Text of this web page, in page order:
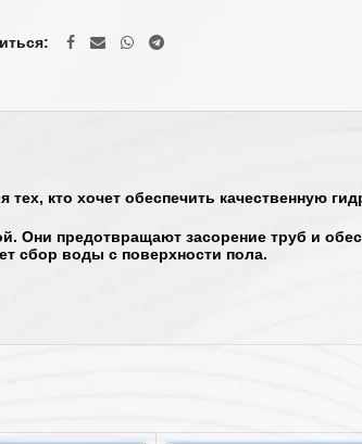
кто хочет обеспечить качественную
Они предотвращают засорение труб и
сбор воды с поверхности пола.